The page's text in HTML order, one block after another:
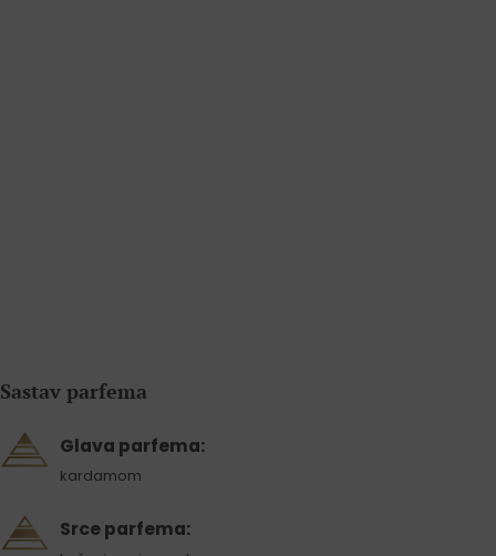
Sastav parfema
Glava parfema:
kardamom
Srce parfema: